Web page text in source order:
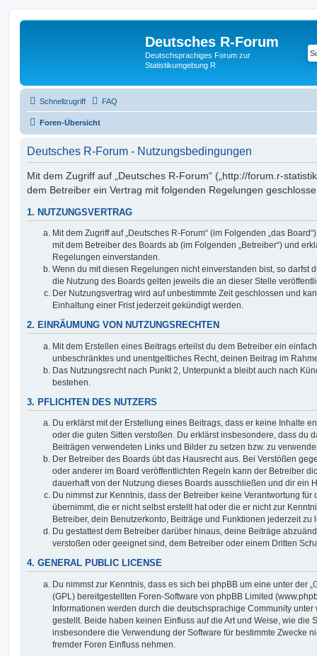
Deutsches R-Forum
Deutschsprachiges Forum zur
Statistikumgebung R
Schnellzugriff FAQ
Foren-Übersicht
Deutsches R-Forum - Nutzungsbedingungen
Mit dem Zugriff auf „Deutsches R-Forum“ („http://forum.r-
dem Betreiber ein Vertrag mit folgenden Regelungen
1. NUTZUNGSVERTRAG
Mit dem Zugriff auf „Deutsches R-Forum“ (im Folgenden „das
mit dem Betreiber des Boards ab (im Folgenden „Betreiber“) und
Regelungen einverstanden.
Wenn du mit diesen Regelungen nicht einverstanden bist, so darfst
die Nutzung des Boards gelten jeweils die an dieser Stelle
Der Nutzungsvertrag wird auf unbestimmte Zeit geschlossen und
Einhaltung einer Frist jederzeit gekündigt werden.
2. EINRÄUMUNG VON NUTZUNGSRECHTEN
Mit dem Erstellen eines Beitrags erteilst du dem Betreiber ein
unbeschränktes und unentgeltliches Recht, deinen Beitrag im
Das Nutzungsrecht nach Punkt 2, Unterpunkt a bleibt auch nach
bestehen.
3. PFLICHTEN DES NUTZERS
Du erklärst mit der Erstellung eines Beitrags, dass er keine Inhalte
oder die guten Sitten verstoßen. Du erklärst insbesondere, dass du
Beiträgen verwendeten Links und Bilder zu setzen bzw. zu
Der Betreiber des Boards übt das Hausrecht aus. Bei Verstößen
oder anderer im Board veröffentlichten Regeln kann der Betreiber
dauerhaft von der Nutzung dieses Boards ausschließen und dir ein
Du nimmst zur Kenntnis, dass der Betreiber keine Verantwortung für
übernimmt, die er nicht selbst erstellt hat oder die er nicht zur
Betreiber, dein Benutzerkonto, Beiträge und Funktionen jederzeit zu
Du gestattest dem Betreiber darüber hinaus, deine Beiträge
verstoßen oder geeignet sind, dem Betreiber oder einem Dritten
4. GENERAL PUBLIC LICENSE
Du nimmst zur Kenntnis, dass es sich bei phpBB um eine unter der „
(GPL) bereitgestellten Foren-Software von phpBB Limited
Informationen werden durch die deutschsprachige Community unter
gestellt. Beide haben keinen Einfluss auf die Art und Weise, wie die
insbesondere die Verwendung der Software für bestimmte Zwecke
fremder Foren Einfluss nehmen.